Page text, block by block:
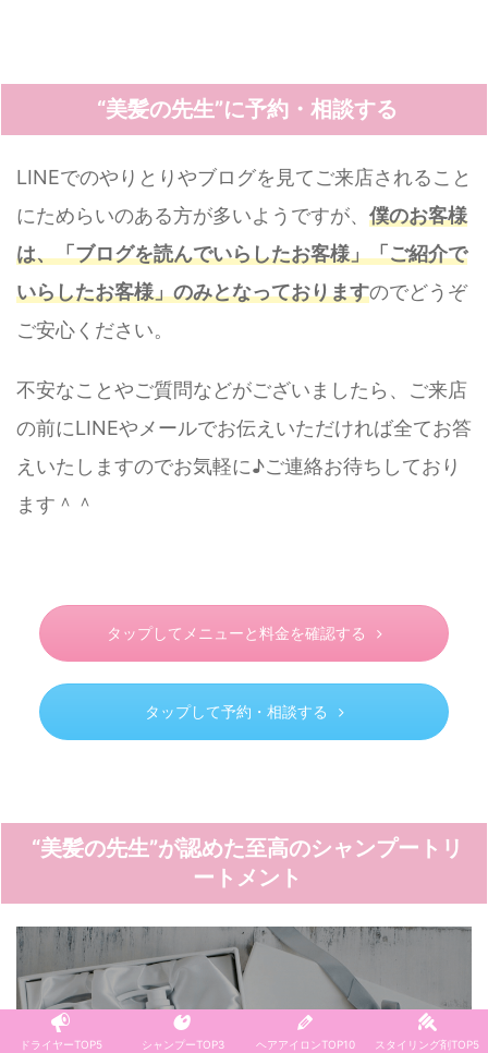
“美髪の先生”に予約・相談する
LINEでのやりとりやブログを見てご来店されること
にためらいのある方が多いようですが、 僕のお客様
は、「ブログを読んでいらしたお客様」「ご紹介で
いらしたお客様」のみとなっておりますのでどうぞ
ご安心ください。
不安なことやご質問などがございましたら、ご来店
の前にLINEやメールでお伝えいただければ全てお答
えいたしますのでお気軽に♪ご連絡お待ちしており
ます＾＾
タップしてメニューと料金を確認する
タップして予約・相談する
“美髪の先生”が認めた至高のシャンプートリ
ートメント
ドライヤーTOP5 シャンプーTOP3 ヘアアイロンTOP10 スタイリング剤TOP5